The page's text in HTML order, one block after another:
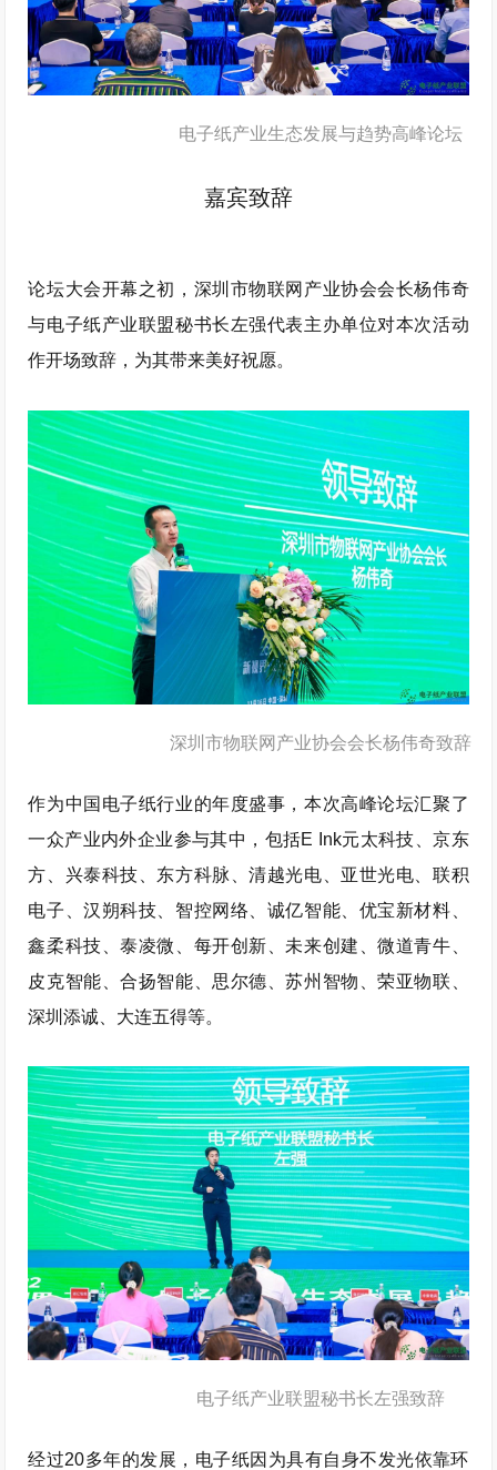
电子纸产业生态发展与趋势高峰论坛
嘉宾致辞
论坛大会开幕之初，深圳市物联网产业协会会长杨伟奇
与电子纸产业联盟秘书长左强代表主办单位对本次活动
作开场致辞，为其带来美好祝愿。
深圳市物联网产业协会会长杨伟奇致辞
作为中国电子纸行业的年度盛事，本次高峰论坛汇聚了
一众产业内外企业参与其中，包括E Ink元太科技、京东
方、兴泰科技、东方科脉、清越光电、亚世光电、联积
电子、汉朔科技、智控网络、诚亿智能、优宝新材料、
鑫柔科技、泰凌微、每开创新、未来创建、微道青牛、
皮克智能、合扬智能、思尔德、苏州智物、荣亚物联、
深圳添诚、大连五得等。
电子纸产业联盟秘书长左强致辞
经过20多年的发展，电子纸因为具有自身不发光依靠环